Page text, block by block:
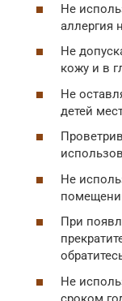
Не
аллергия
Не
кожу и в
Не
детей
Не
При
Не